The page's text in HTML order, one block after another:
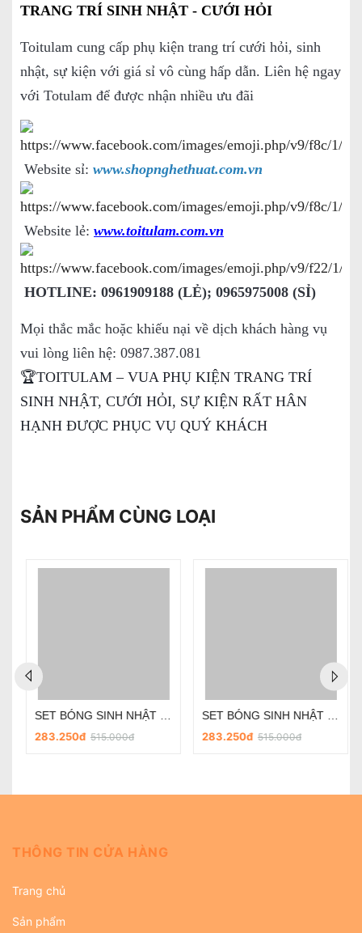
TRANG TRÍ SINH NHẬT - CƯỚI HỎI
Toitulam cung cấp phụ kiện trang trí cưới hỏi, sinh
nhật, sự kiện với giá sỉ vô cùng hấp dẫn. Liên hệ ngay
với Totulam để được nhận nhiều ưu đãi
Website sỉ: www.shopnghethuat.com.vn
Website lẻ: www.toitulam.com.vn
HOTLINE: 0961909188 (LẺ); 0965975008 (SỈ)
Mọi thắc mắc hoặc khiếu nại về dịch khách hàng vụ
vui lòng liên hệ: 0987.387.081
🏆TOITULAM – VUA PHỤ KIỆN TRANG TRÍ
SINH NHẬT, CƯỚI HỎI, SỰ KIỆN RẤT HÂN
HẠNH ĐƯỢC PHỤC VỤ QUÝ KHÁCH
SẢN PHẨM CÙNG LOẠI
SET BÓNG SINH NHẬT - CHỦ ĐỀ PHI HÀNH GIA SD-R030
283.250đ515.000đ
SET BÓNG SINH NHẬT - CHỦ ĐỀ PHI HÀNH GIA SD-R018
283.250đ515.000đ
THÔNG TIN CỬA HÀNG
Trang chủ
Sản phẩm